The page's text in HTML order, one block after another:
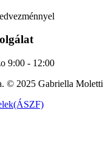
9:00 - 12:00
© 2025 Gabriella Moletti